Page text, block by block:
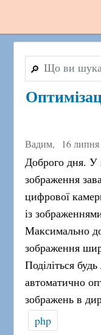
🔎
Вадим, 16
Доброго дня. У
зображення
цифрової
із
Максимально
зображення
Поділіться
автоматично
зображень в
php